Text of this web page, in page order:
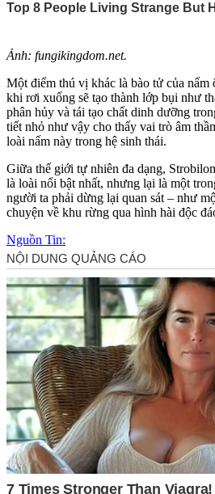
Ảnh: fungikingdom.net.
Một điểm thú vị khác là bào tử của nấm
khi rơi xuống sẽ tạo thành lớp bụi như
phân hủy và tái tạo chất dinh dưỡng
tiết nhỏ như vậy cho thấy vai trò âm
loài nấm này trong hệ sinh thái.
Giữa thế giới tự nhiên đa dạng,
là loài nổi bật nhất, nhưng lại là một
người ta phải dừng lại quan sát – như
chuyện về khu rừng qua hình hài độc
Nguồn Tin: